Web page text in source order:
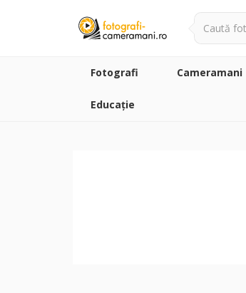
Fotografi Cameramani
Educație